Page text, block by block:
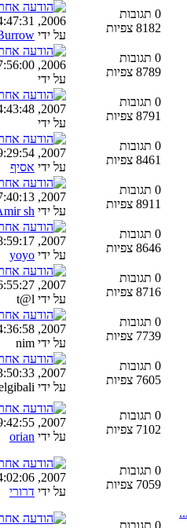
0 תגובות
8182 צפיות
2006, 04:47:31 AM
על ידי
0 תגובות
8789 צפיות
2006, 07:56:00 PM
על ידי
0 תגובות
8791 צפיות
2007, 04:43:48 AM
על ידי
0 תגובות
8461 צפיות
2007, 09:29:54 PM
על ידי אסיף
0 תגובות
8911 צפיות
2007, 07:40:13 AM
על ידי sh
0 תגובות
8646 צפיות
2007, 08:59:17 PM
על ידי yoyo
0 תגובות
8716 צפיות
2007, 06:55:27 PM
על ידי t@l
0 תגובות
7739 צפיות
2007, 04:36:58 PM
על ידי nim
0 תגובות
7605 צפיות
2007, 03:50:33 PM
על ידי danielgibali
0 תגובות
7102 צפיות
2007, 09:42:55 PM
על ידי orian
0 תגובות
7059 צפיות
2007, 04:02:06 PM
על ידי דרורי
0 תגובות